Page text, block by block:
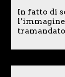
In fatto di